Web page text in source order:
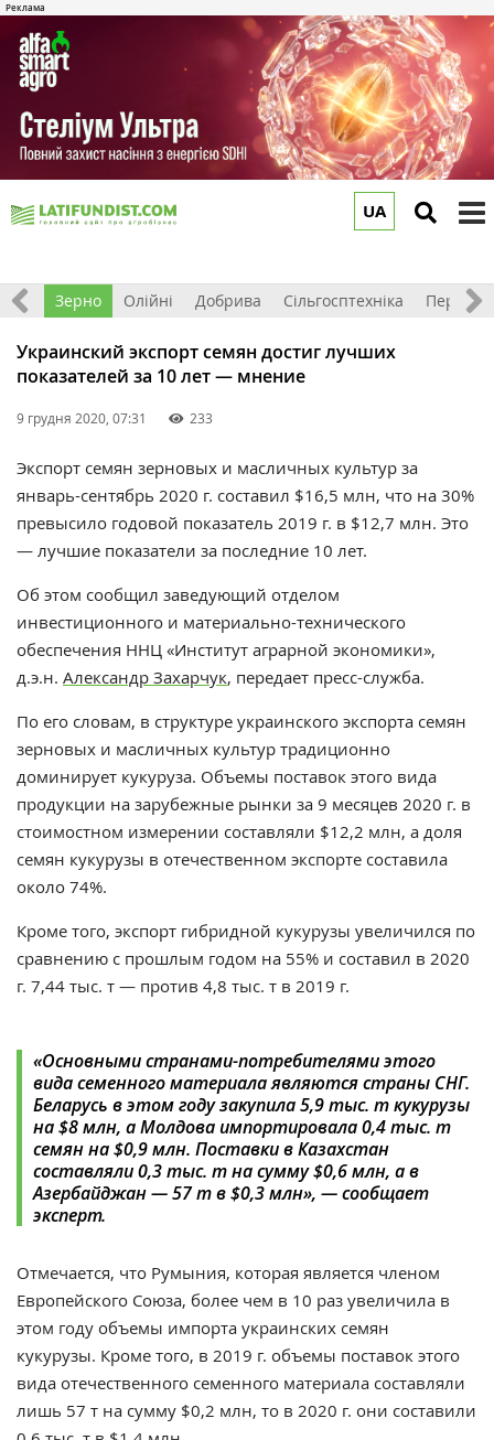
UA
Світ Зерно Олійні Добрива Сільгосптехніка
Украинский экспорт семян достиг лучших
показателей за 10 лет — мнение
9 грудня 2020, 07:31 233
Экспорт семян зерновых и масличных культур за
январь-сентябрь 2020 г. составил $16,5 млн, что на 30%
превысило годовой показатель 2019 г. в $12,7 млн. Это
— лучшие показатели за последние 10 лет.
Об этом сообщил заведующий отделом
инвестиционного и материально-технического
обеспечения ННЦ «Институт аграрной экономики»,
д.э.н. Александр Захарчук, передает пресс-служба.
По его словам, в структуре украинского экспорта семян
зерновых и масличных культур традиционно
доминирует кукуруза. Объемы поставок этого вида
продукции на зарубежные рынки за 9 месяцев 2020 г. в
стоимостном измерении составляли $12,2 млн, а доля
семян кукурузы в отечественном экспорте составила
около 74%.
Кроме того, экспорт гибридной кукурузы увеличился по
сравнению с прошлым годом на 55% и составил в 2020
г. 7,44 тыс. т — против 4,8 тыс. т в 2019 г.
«Основными странами-потребителями этого
вида семенного материала являются страны СНГ.
Беларусь в этом году закупила 5,9 тыс. т кукурузы
на $8 млн, а Молдова импортировала 0,4 тыс. т
семян на $0,9 млн. Поставки в Казахстан
составляли 0,3 тыс. т на сумму $0,6 млн, а в
Азербайджан — 57 т в $0,3 млн», — сообщает
эксперт.
Отмечается, что Румыния, которая является членом
Европейского Союза, более чем в 10 раз увеличила в
этом году объемы импорта украинских семян
кукурузы. Кроме того, в 2019 г. объемы поставок этого
вида отечественного семенного материала составляли
лишь 57 т на сумму $0,2 млн, то в 2020 г. они составили